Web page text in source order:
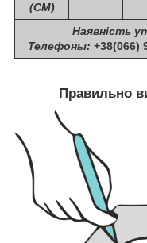
(СМ)
Наявність
Телефоны: +38(066)
Правильно